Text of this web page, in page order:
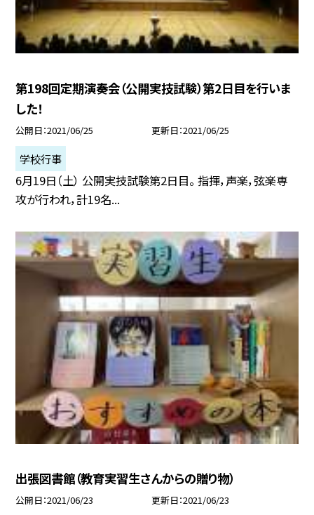
第198回定期演奏会（公開実技試験）第2日目を行いま
した！
公開日 2021/06/25 更新日 2021/06/25
学校行事
6月19日（土） 公開実技試験第2日目。 指揮，声楽，弦楽専
攻が行われ，計19名...
出張図書館（教育実習生さんからの贈り物）
公開日 2021/06/23 更新日 2021/06/23